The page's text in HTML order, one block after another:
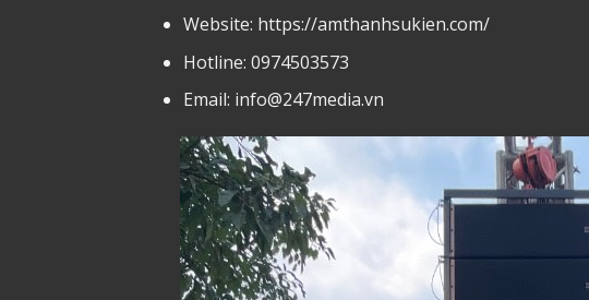
Website: https://amthanhsukien.com/
Hotline: 0974503573
Email: info@247media.vn